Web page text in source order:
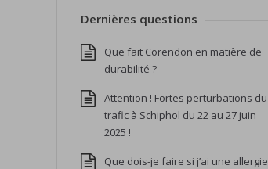
Dernières questions
Que fait Corendon en matière de
durabilité ?
Attention ! Fortes perturbations du
trafic à Schiphol du 22 au 27 juin
2025 !
Que dois-je faire si j’ai une allergie